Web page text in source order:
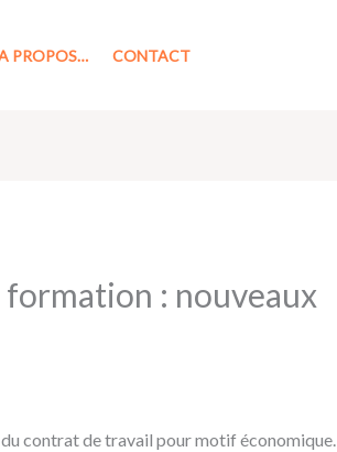
PROPOS… CONTACT
: nouveaux
contrat de travail pour motif économique.